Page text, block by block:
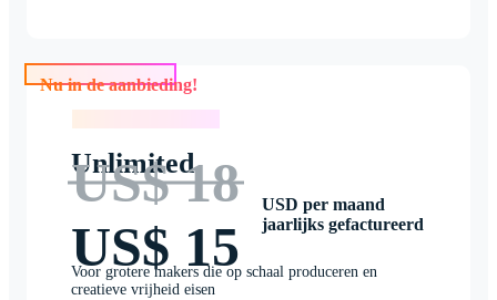
Nu in de aanbieding!
Unlimited
US$ 18
US$ 15
USD per maand
jaarlijks gefactureerd
Voor grotere makers die op schaal produceren en
creatieve vrijheid eisen